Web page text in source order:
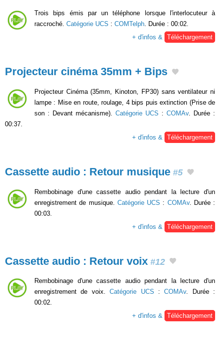
Trois bips émis par un téléphone lorsque l'interlocuteur à
raccroché. Catégorie UCS : COMTelph. Durée : 00:02.
+ d'infos & Téléchargement
Projecteur cinéma 35mm + Bips
Projecteur Cinéma (35mm, Kinoton, FP30) sans ventilateur ni
lampe : Mise en route, roulage, 4 bips puis extinction (Prise de
son : Devant mécanisme). Catégorie UCS : COMAv. Durée :
00:37.
+ d'infos &
Téléchargement
Cassette audio : Retour musique #5
Rembobinage d'une cassette audio pendant la lecture d'un
enregistrement de musique. Catégorie UCS : COMAv. Durée :
00:03.
+ d'infos &
Téléchargement
Cassette audio : Retour voix #12
Rembobinage d'une cassette audio pendant la lecture d'un
enregistrement de voix.Catégorie UCS :COMAv. Durée :
00:02.
+ d'infos & Téléchargement